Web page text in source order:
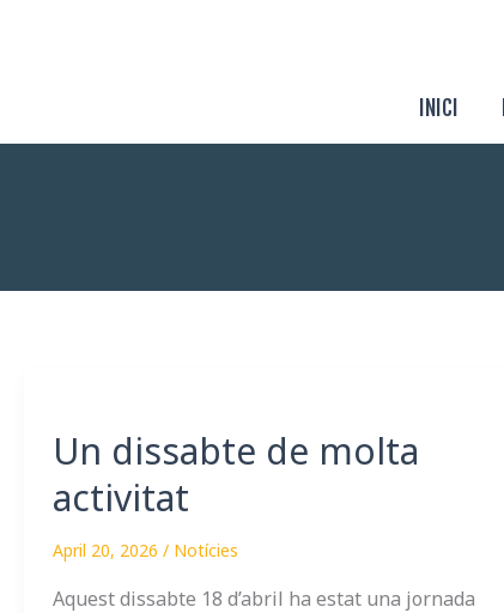
INICI
Un dissabte de molta
activitat
April 20, 2026 / Notícies
Aquest dissabte 18 d’abril ha estat una jornada
de
activitat